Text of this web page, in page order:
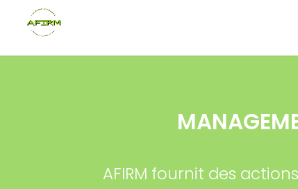
AFIRM fournit des